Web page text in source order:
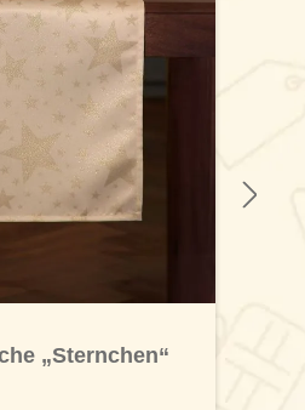
„Sternchen“